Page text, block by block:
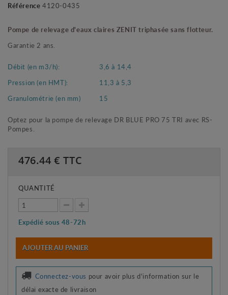
Référence 4120-0435
Pompe de relevage d'eaux claires ZENIT triphasée sans flotteur.
Garantie 2 ans.
Débit (en m3/h):
3,6 à 14,4
Pression (en HMT):
11,3 à 5,3
Granulométrie (en mm)
15
Optez pour la pompe de relevage DR BLUE PRO 75 TRI avec RS-
Pompes.
476.44 € TTC
QUANTITÉ
Expédié sous 48-72h
AJOUTER AU PANIER
Connectez-vous pour avoir plus d'information sur le
délai exacte de livraison